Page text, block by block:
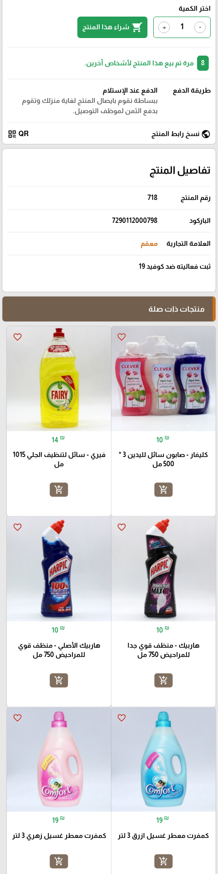
اختر الكمية
-
+
shopping_cart شراء هذا المنتج
مرة تم بيع هذا المنتج لأشخاص آخرين.
طريقة الدفع
الدفع عند الإستلام
ببساطة نقوم بايصال المنتج لغاية منزلك وتقوم
بدفع الثمن لموظف التوصيل.
public نسخ رابط المنتج QR
qr_code
تفاصيل المنتج
رقم المنتج 718
الباركود 7290112000798
العلامة التجارية معقم
ثبت فعاليته ضد كوفيد 19
منتجات ذات صلة
favorite_border
10 ₪
كليفار - صابون سائل لليدين 3 *
500 مل
add_shopping_cart
favorite_border
14 ₪
فيري - سائل لتنظيف الجلي 1015
مل
add_shopping_cart
favorite_border
10 ₪
هاربيك - منظف قوي جدا
للمراحيض 750 مل
add_shopping_cart
favorite_border
10 ₪
هاربيك الأصلي - منظف قوي
للمراحيض 750 مل
add_shopping_cart
favorite_border
19 ₪
كمفرت معطر غسيل ازرق 3 لتر
add_shopping_cart
favorite_border
19 ₪
كمفرت معطر غسيل زهري 3 لتر
add_shopping_cart